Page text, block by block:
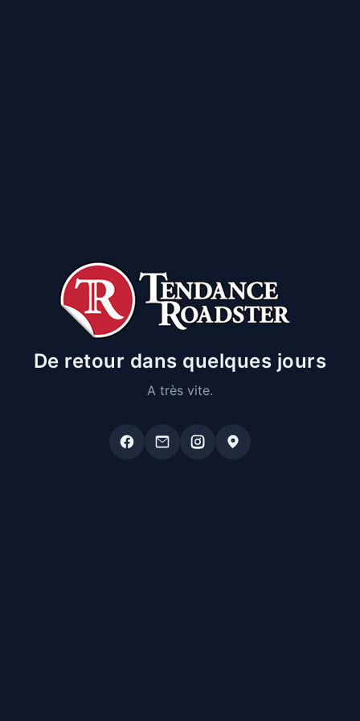
De retour dans quelques jours
A très vite.